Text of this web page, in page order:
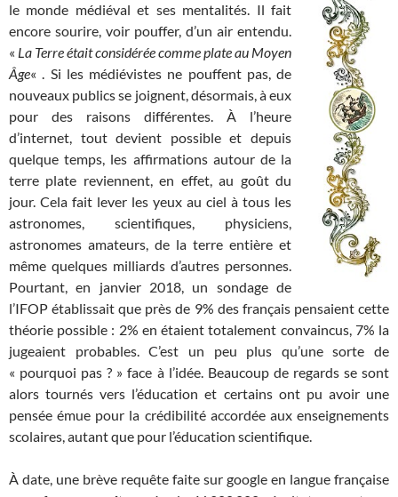
le monde médiéval et ses mentalités. Il fait
encore sourire, voir pouffer, d’un air entendu.
« La Terre était considérée comme plate au Moyen
Âge« . Si les médiévistes ne pouffent pas, de
nouveaux publics se joignent, désormais, à eux
pour des raisons différentes. À l’heure
d’internet, tout devient possible et depuis
quelque temps, les affirmations autour de la
terre plate reviennent, en effet, au goût du
jour. Cela fait lever les yeux au ciel à tous les
astronomes, scientifiques, physiciens,
astronomes amateurs, de la terre entière et
même quelques milliards d’autres personnes.
Pourtant, en janvier 2018, un sondage de
l’IFOP établissait que près de 9% des français pensaient cette
théorie possible : 2% en étaient totalement convaincus, 7% la
jugeaient probables. C’est un peu plus qu’une sorte de
« pourquoi pas ? » face à l’idée. Beaucoup de regards se sont
alors tournés vers l’éducation et certains ont pu avoir une
pensée émue pour la crédibilité accordée aux enseignements
scolaires, autant que pour l’éducation scientifique.
À date, une brève requête faite sur google en langue française